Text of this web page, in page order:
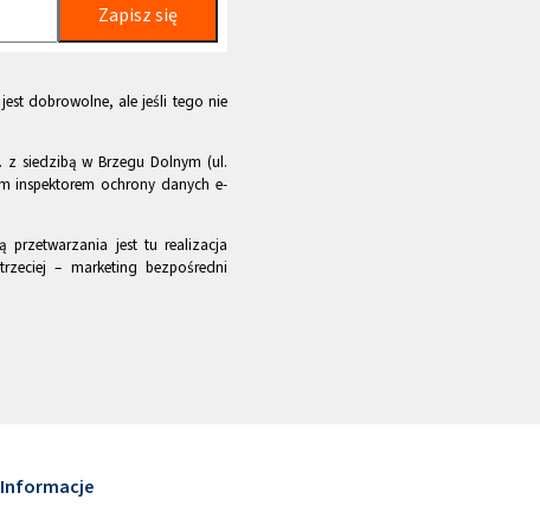
Zapisz się
dobrowolne, ale jeśli tego nie
z siedzibą w Brzegu Dolnym (ul.
inspektorem ochrony danych e-
przetwarzania jest tu realizacja
– marketing bezpośredni
Informacje